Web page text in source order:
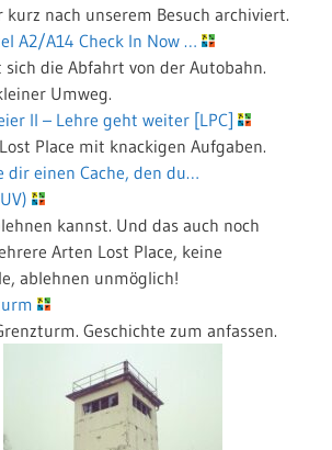
kurz nach unserem Besuch archiviert.
A2/A14 Check In Now …
die Abfahrt von der Autobahn.
Umweg.
II – Lehre geht weiter [LPC]
Place mit knackigen Aufgaben.
dir einen Cache, den du…
kannst. Und das auch noch
Arten Lost Place, keine
ablehnen unmöglich!
Geschichte zum anfassen.